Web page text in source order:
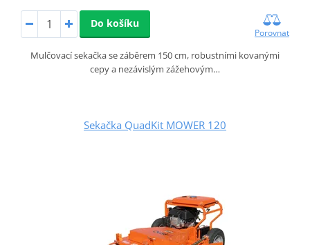
Do košíku
Porovnat
Mulčovací sekačka se záběrem 150 cm, robustními kovanými
cepy a nezávislým zážehovým…
Sekačka QuadKit MOWER 120